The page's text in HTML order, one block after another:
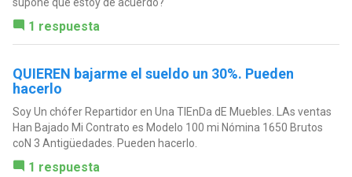
1 respuesta
QUIEREN bajarme el sueldo un 30%. Pueden
hacerlo
Soy Un chófer Repartidor en Una TIEnDa dE Muebles. LAs ventas
Han Bajado Mi Contrato es Modelo 100 mi Nómina 1650 Brutos
coN 3 Antigüedades. Pueden hacerlo.
1 respuesta